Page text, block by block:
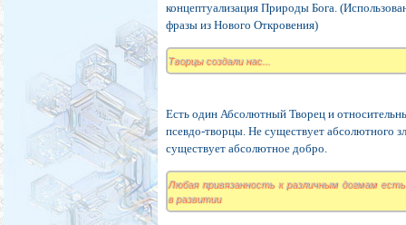
концептуализация Природы Бога.
фразы из Нового Откровения)
Творцы создали нас...
Есть один Абсолютный Творец и
псевдо-творцы. Не существует абсолютного
существует абсолютное добро.
Любая привязанность к различным догмам
в развитии